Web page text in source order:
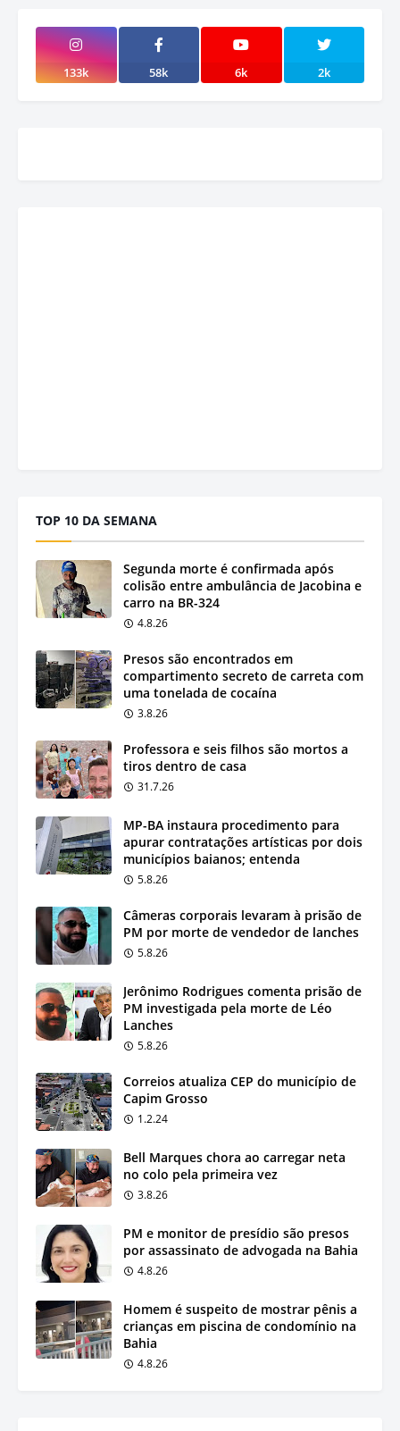
133k 58k 6k 2k
TOP 10 DA SEMANA
Segunda morte é confirmada após
colisão entre ambulância de Jacobina e
carro na BR-324
4.8.26
Presos são encontrados em
compartimento secreto de carreta com
uma tonelada de cocaína
3.8.26
Professora e seis filhos são mortos a
tiros dentro de casa
31.7.26
MP-BA instaura procedimento para
apurar contratações artísticas por dois
municípios baianos; entenda
5.8.26
Câmeras corporais levaram à prisão de
PM por morte de vendedor de lanches
5.8.26
Jerônimo Rodrigues comenta prisão de
PM investigada pela morte de Léo
Lanches
5.8.26
Correios atualiza CEP do município de
Capim Grosso
1.2.24
Bell Marques chora ao carregar neta
no colo pela primeira vez
3.8.26
PM e monitor de presídio são presos
por assassinato de advogada na Bahia
4.8.26
Homem é suspeito de mostrar pênis a
crianças em piscina de condomínio na
Bahia
4.8.26